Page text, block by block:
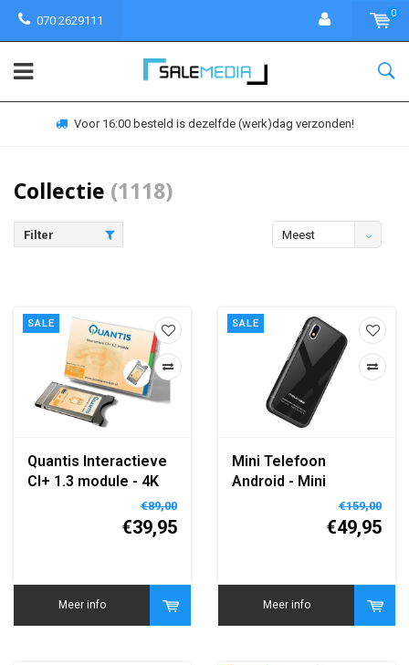
070 2629111
0
30 dagen bedenktijd
Collectie (1118)
Filter
Meest
SALE
Quantis Interactieve
CI+ 1.3 module - 4K
Geschikt voor Ziggo,
€89,00
€39,95
Meer info
SALE
Mini Telefoon
Android - Mini
Smartphone - Kleine
telefoon - Mini Phone
- Mini GSM - Kleinste
GSM
€159,00
€49,95
Meer info